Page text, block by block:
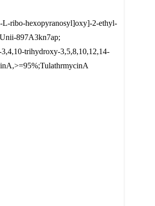
ribo-hexopyranosyl]oxy]-2-ethyl-
897A3kn7ap;
trihydroxy-3,5,8,10,12,14-